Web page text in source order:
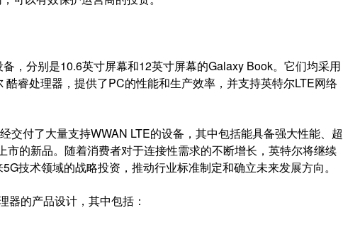
分别是10.6英寸屏幕和12英寸屏幕的Galaxy Book。它们均采用
睿处理器，提供了PC的性能和生产效率，并支持英特尔LTE网络
付了大量支持WWAN LTE的设备，其中包括能具备强大性能、超
的新品。随着消费者对于连接性需求的不断增长，英特尔将继续
技术领域的战略投资，推动行业标准制定和确立未来发展方向。
的产品设计，其中包括：